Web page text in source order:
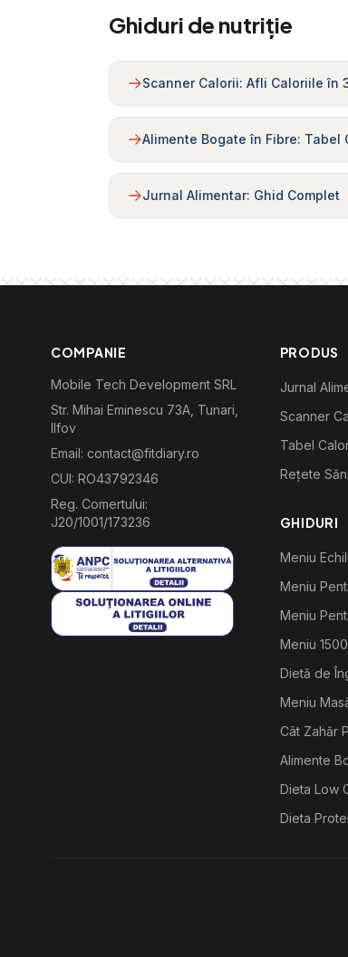
Ghiduri de nutriție
Scanner Calorii: Afli Caloriile în
Alimente Bogate în Fibre: Tabel
Jurnal Alimentar: Ghid Complet
COMPANIE
Mobile Tech Development SRL
Str. Mihai Eminescu 73A, Tunari,
Ilfov
Email: contact@fitdiary.ro
CUI: RO43792346
Reg. Comertului:
J20/1001/173236
PRODUS
Jurnal
Scanner
Tabel
Rețete
GHIDURI
Meniu
Meniu
Meniu
Meniu
Dietă de
Meniu
Cât Zahăr
Alimente
Dieta Low
Dieta